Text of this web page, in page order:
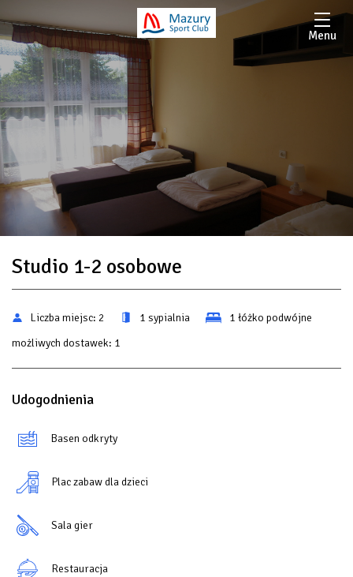
Menu
Studio 1-2 osobowe
Liczba miejsc: 2 1 sypialnia
1 łóżko podwójne
możliwych dostawek: 1
Udogodnienia
Basen odkryty
Plac zabaw dla dzieci
Sala gier
Restauracja